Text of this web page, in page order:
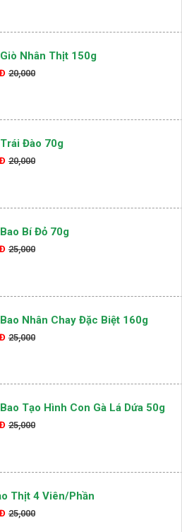
Nhân Thịt 150g
20,000
Đào 70g
20,000
Bí Đỏ 70g
25,000
Nhân Chay Đặc Biệt 160g
25,000
Tạo Hình Con Gà Lá Dứa 50g
25,000
Thịt 4 Viên/phần
25,000